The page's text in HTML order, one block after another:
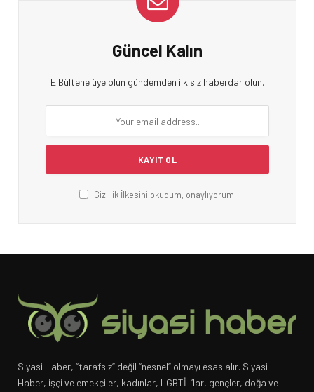
Güncel Kalın
E Bültene üye olun gündemden ilk siz haberdar olun.
Gizlilik İlkesini okudum, onaylıyorum.
Siyasi Haber, “tarafsız” değil “nesnel” olmayı esas alır. Siyasi
Haber, işçi ve emekçiler, kadınlar, LGBTİ+’lar, gençler, doğa ve